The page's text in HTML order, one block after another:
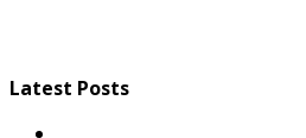
Latest Posts